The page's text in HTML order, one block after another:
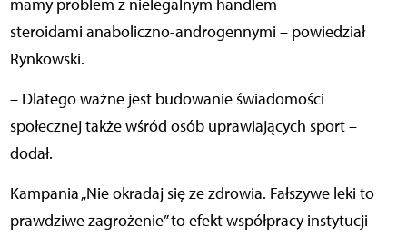
mamy problem z nielegalnym handlem
steroidami anaboliczno-androgennymi – powiedział
Rynkowski.
– Dlatego ważne jest budowanie świadomości
społecznej także wśród osób uprawiających sport –
dodał.
Kampania „Nie okradaj się ze zdrowia. Fałszywe leki to
prawdziwe zagrożenie” to efekt współpracy instytucji